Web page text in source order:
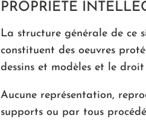
PROPRIÉTÉ
La structure générale de ce
constituent des oeuvres
dessins et modèles et le droit
Aucune représentation,
supports ou par tous